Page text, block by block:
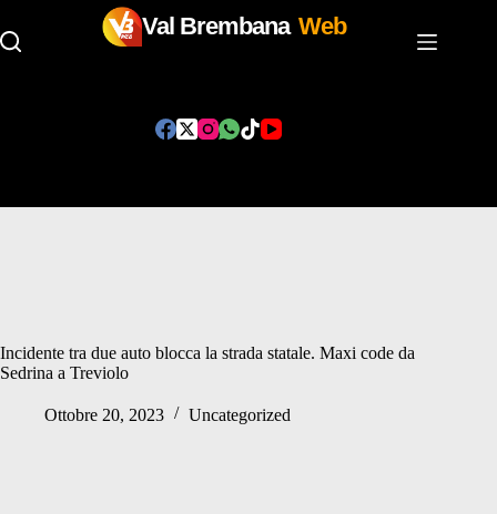
Val Brembana Web
Incidente tra due auto blocca la strada statale. Maxi code da
Sedrina a Treviolo
Ottobre 20, 2023 Uncategorized